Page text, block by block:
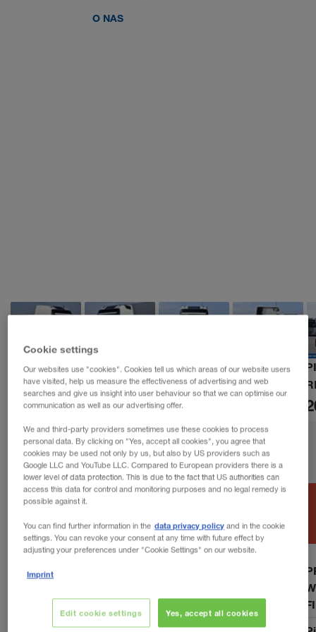
WALTER LAGER-BETRIEBE GmbH
O NAS
Cookie settings
Our websites use "cookies". Cookies tell us which areas of our website users
have visited, help us measure the effectiveness of advertising and web
searches and give us insight into user behaviour so that we can optimise our
communication as well as our advertising offer.
We and third-party providers sometimes use these cookies to process
personal data. By clicking on "Yes, accept all cookies", you agree that
cookies may be used not only by us, but also by US providers such as
Google LLC and YouTube LLC. Compared to European providers there is a
lower level of data protection. This is due to the fact that US authorities can
access this data for control and monitoring purposes and no legal remedy is
possible against it.
You can find further information in the data privacy policy and in the cookie
settings. You can revoke your consent at any time with future effect by
adjusting your preferences under "Cookie Settings" on our website.
Imprint
Yes, accept all cookies
Edit cookie settings